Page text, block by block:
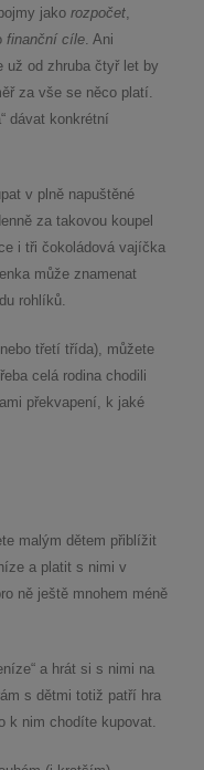
jako rozpočet,
finanční cíle. Ani
už od zhruba čtyř let by
za vše se něco platí.
dávat konkrétní
v plně napuštěné
za takovou koupel
i tři čokoládová vajíčka
může znamenat
rohlíků.
třetí třída), můžete
celá rodina chodili
překvapení, k jaké
malým dětem přiblížit
a platit s nimi v
ně ještě mnohem méně
a hrát si s nimi na
s dětmi totiž patří hra
k nim chodíte kupovat.